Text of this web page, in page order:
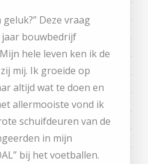
Deze vraag
jaar bouwbedrijf
hele leven ken ik de
mij. Ik groeide op
altijd wat te doen en
allermooiste vond ik
schuifdeuren van de
in mijn
bij het voetballen.